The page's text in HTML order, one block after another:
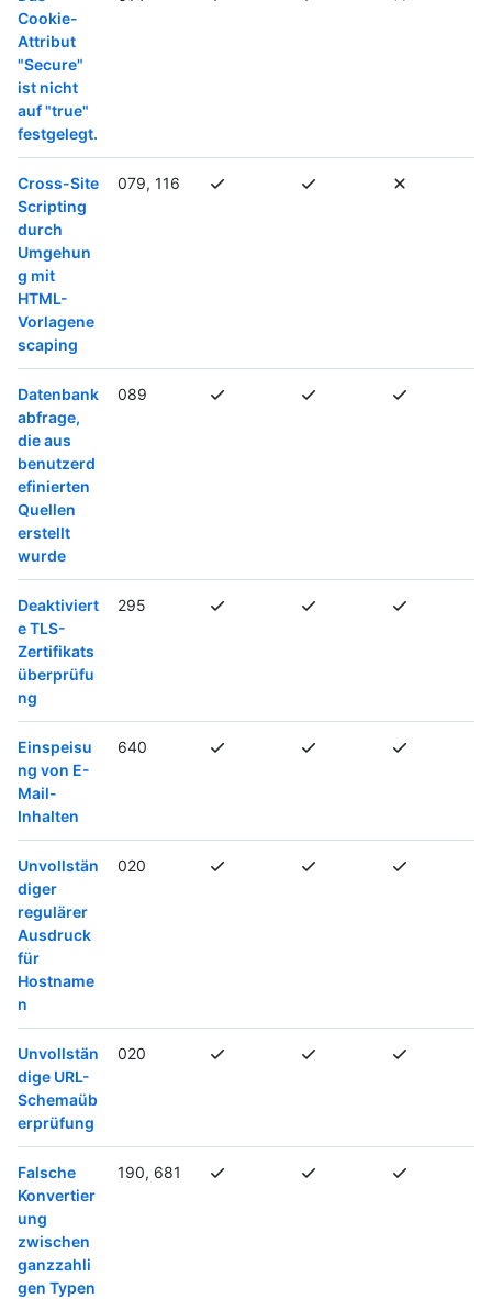
Cookie-
Attribut
"Secure"
ist nicht
auf "true"
festgelegt.
Cross-Site
Scripting
durch
Umgehun
g mit
HTML-
Vorlagene
scaping
079, 116
Datenbank
abfrage,
die aus
benutzerd
efinierten
Quellen
erstellt
wurde
089
Deaktiviert
e TLS-
Zertifikats
überprüfu
ng
295
Einspeisu
ng von E-
Mail-
Inhalten
640
Unvollstän
diger
regulärer
Ausdruck
für
Hostname
n
020
Unvollstän
dige URL-
Schemaüb
erprüfung
020
Falsche
Konvertier
ung
zwischen
ganzzahli
gen Typen
190, 681